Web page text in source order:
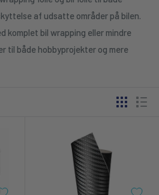
af udsatte områder på bilen.
komplet bil wrapping eller mindre
til både hobbyprojekter og mere